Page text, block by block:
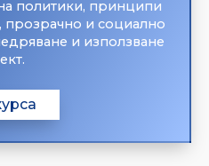
политики, принципи
прозрачно и социално
и използване